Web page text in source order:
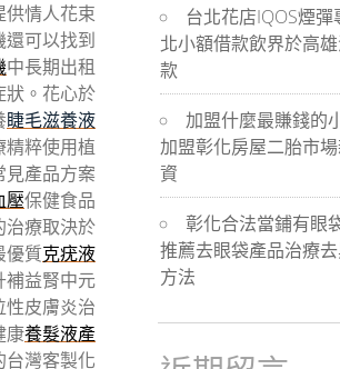
供情人花束
還可以找到
中長期出租
狀。花心於
睫毛滋養液
精粹使用植
見產品方案
壓保健食品
治療取決於
優質克疣液
補益腎中元
皮膚炎治
康養髮液產
台灣客製化
台北花店IQOS煙彈
北小額借款飲界於高
款
加盟什麼最賺錢的
加盟彰化房屋二胎市
資
彰化合法當鋪有眼
推薦去眼袋產品治療
方法